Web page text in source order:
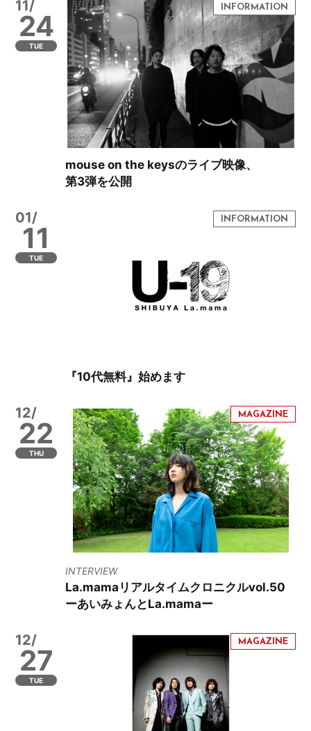
11/
24
TUE
mouse on the keysのライブ映像、
第3弾を公開
01/
11
TUE
『10代無料』始めます
12/
22
THU
INTERVIEW
La.mamaリアルタイムクロニクルvol.50
ーあいみょんとLa.mamaー
12/
27
TUE